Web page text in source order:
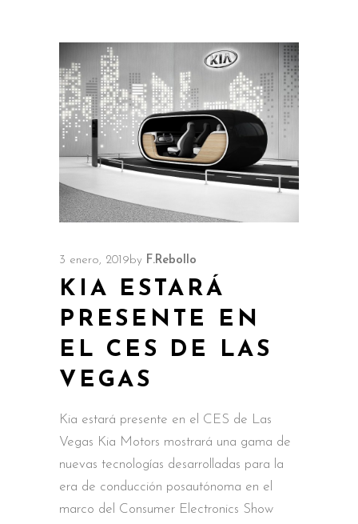
3 enero, 2019by F.Rebollo
KIA ESTARÁ
PRESENTE EN
EL CES DE LAS
VEGAS
Kia estará presente en el CES de Las
Vegas Kia Motors mostrará una gama de
nuevas tecnologías desarrolladas para la
era de conducción posautónoma en el
marco del Consumer Electronics Show